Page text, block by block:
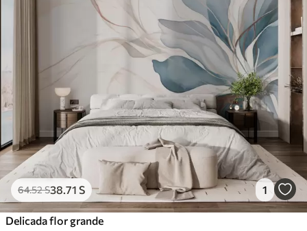
64.52S38.71 S 1
Delicada flor grande